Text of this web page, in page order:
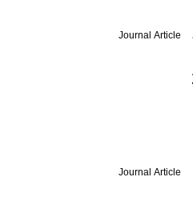
Journal Article
Journal Article